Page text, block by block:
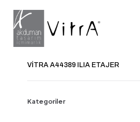
VİTRA A44389 ILIA ETAJER
Kategoriler